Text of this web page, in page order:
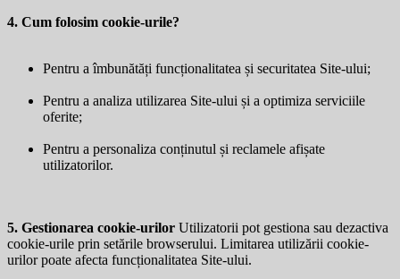
4. Cum folosim cookie-urile?
Pentru a îmbunătăți funcționalitatea și securitatea Site-ului;
Pentru a analiza utilizarea Site-ului și a optimiza serviciile
oferite;
Pentru a personaliza conținutul și reclamele afișate
utilizatorilor.
5. Gestionarea cookie-urilor Utilizatorii pot gestiona sau dezactiva
cookie-urile prin setările browserului. Limitarea utilizării cookie-
urilor poate afecta funcționalitatea Site-ului.